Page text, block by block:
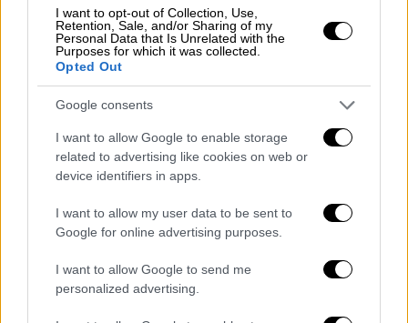
I want to opt-out of Collection, Use,
Retention, Sale, and/or Sharing of my
Personal Data that Is Unrelated with the
Purposes for which it was collected.
Opted Out
Google consents
I want to allow Google to enable storage
related to advertising like cookies on web or
device identifiers in apps.
I want to allow my user data to be sent to
Google for online advertising purposes.
I want to allow Google to send me
personalized advertising.
αναζήτησης, με μηδενική επισκεψιμότητα
όπως προκύπτει από στοιχεία της Google.
Αντίστοιχα, υπάρχουν χιλιάδες τέτοιες
ανενεργές καμπάνιες αρχειοθετημένες στα
ηλεκτρονικά καταστήματα εμπορικών
επιχειρήσεων από όλους τους κλάδους,
τόσο στην Ελλάδα όσο και παγκοσμίως. Όλα
τα παραπάνω στοιχεία προσκομίστηκαν στην
Τέλος, η εταιρία μας ελέγχθηκε για την
εμπορική της απόφαση κατά την περίοδο
του Black Friday 2023, να δημοσιεύσει σε